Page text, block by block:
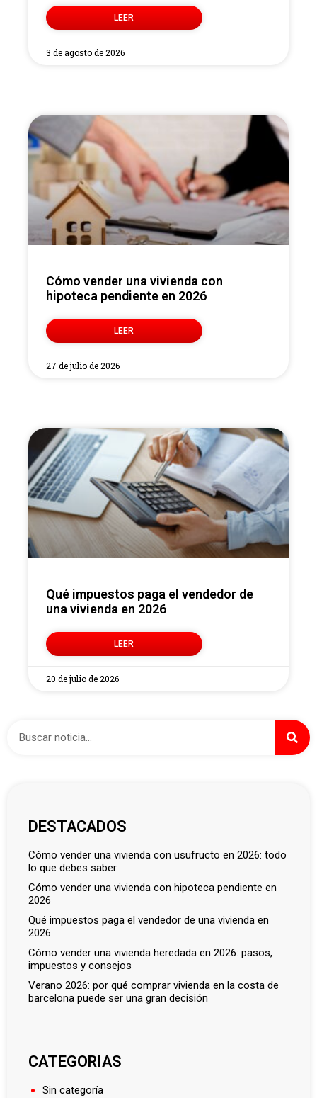
LEER
3 de agosto de 2026
Cómo vender una vivienda con
hipoteca pendiente en 2026
LEER
27 de julio de 2026
Qué impuestos paga el vendedor de
una vivienda en 2026
LEER
20 de julio de 2026
DESTACADOS
cómo vender una vivienda con usufructo en 2026: todo
lo que debes saber
cómo vender una vivienda con hipoteca pendiente en
2026
qué impuestos paga el vendedor de una vivienda en
2026
cómo vender una vivienda heredada en 2026: pasos,
impuestos y consejos
verano 2026: por qué comprar vivienda en la costa de
barcelona puede ser una gran decisión
CATEGORIAS
Sin categoría